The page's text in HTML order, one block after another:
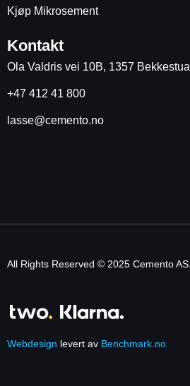
Kjøp Mikrosement
Kontakt
Ola Valdris vei 10B, 1357 Bekkestua
+47 412 41 800
lasse@cemento.no
All Rights Reserved © 2025 Cemento AS.
Webdesign levert av Benchmark.no